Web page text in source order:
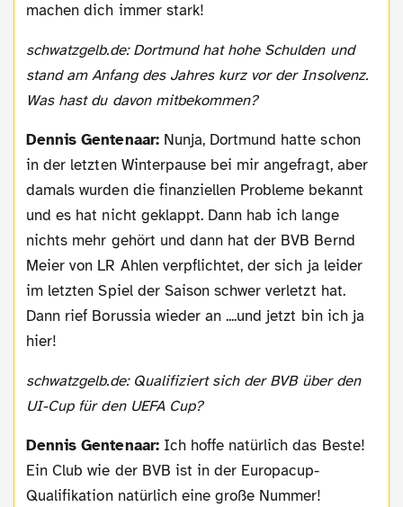
machen dich immer stark!
schwatzgelb.de: Dortmund hat hohe Schulden und
stand am Anfang des Jahres kurz vor der Insolvenz.
Was hast du davon mitbekommen?
Dennis Gentenaar:Nunja, Dortmund hatte schon
in der letzten Winterpause bei mir angefragt, aber
damals wurden die finanziellen Probleme bekannt
und es hat nicht geklappt. Dann hab ich lange
nichts mehr gehört und dann hat der BVB Bernd
Meier von LR Ahlen verpflichtet, der sich ja leider
im letzten Spiel der Saison schwer verletzt hat.
Dann rief Borussia wieder an ....und jetzt bin ich ja
hier!
schwatzgelb.de: Qualifiziert sich der BVB über den
UI-Cup für den UEFA Cup?
Dennis Gentenaar: Ich hoffe natürlich das Beste!
Ein Club wie der BVB ist in der Europacup-
Qualifikation natürlich eine große Nummer!